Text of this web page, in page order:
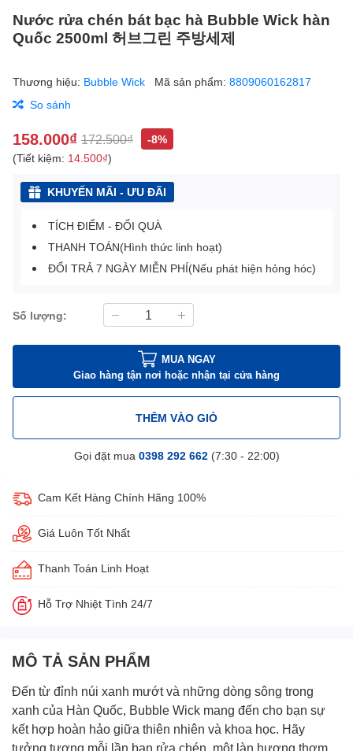
Nước rửa chén bát bạc hà Bubble Wick hàn
Quốc 2500ml 허브그린 주방세제
Thương hiệu: Bubble Wick Mã sản phẩm: 8809060162817
So sánh
158.000₫ 172.500₫
-8%
(Tiết kiệm: 14.500₫)
KHUYẾN MÃI - ƯU ĐÃI
TÍCH ĐIỂM - ĐỔI QUÀ
THANH TOÁN(Hình thức linh hoạt)
ĐỔI TRẢ 7 NGÀY MIỄN PHÍ(Nếu phát hiện hỏng hóc)
Số lượng:
MUA NGAY
Giao hàng tận nơi hoặc nhận tại cửa hàng
THÊM VÀO GIỎ
Gọi đặt mua 0398 292 662(7:30 - 22:00)
Cam Kết Hàng Chính Hãng 100%
Giá Luôn Tốt Nhất
Thanh Toán Linh Hoạt
Hỗ Trợ Nhiệt Tình 24/7
MÔ TẢ SẢN PHẨM
Đến từ đỉnh núi xanh mướt và những dòng sông trong
xanh của Hàn Quốc, Bubble Wick mang đến cho bạn sự
kết hợp hoàn hảo giữa thiên nhiên và khoa học. Hãy
tưởng tượng mỗi lần bạn rửa chén, một làn hương thơm